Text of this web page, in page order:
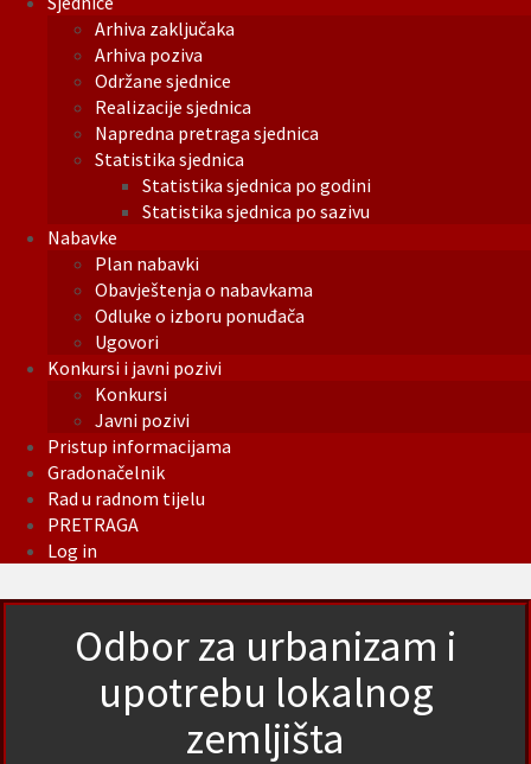
Arhiva zaključaka
Arhiva poziva
Održane sjednice
Realizacije sjednica
Napredna pretraga sjednica
Statistika sjednica
Statistika sjednica po godini
Statistika sjednica po sazivu
Nabavke
Plan nabavki
Obavještenja o nabavkama
Odluke o izboru ponuđača
Ugovori
Konkursi i javni pozivi
Konkursi
Javni pozivi
Pristup informacijama
Gradonačelnik
Rad u radnom tijelu
PRETRAGA
Log in
Odbor za urbanizam i
upotrebu lokalnog
zemljišta